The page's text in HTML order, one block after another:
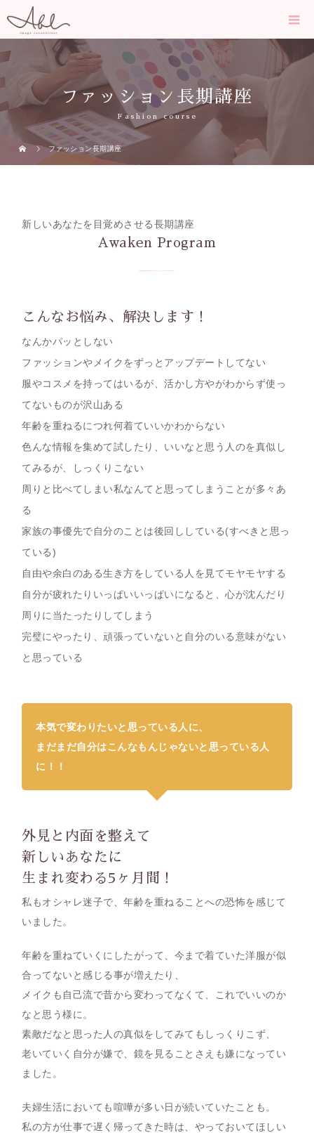
ファッション長期講座
Fashion course
ファッション長期講座
新しいあなたを目覚めさせる長期講座
Awaken Program
こんなお悩み、解決します！
なんかパッとしない
ファッションやメイクをずっとアップデートしてない
服やコスメを持ってはいるが、活かし方やがわからず使っ
てないものが沢山ある
年齢を重ねるにつれ何着ていいかわからない
色んな情報を集めて試したり、いいなと思う人のを真似し
てみるが、しっくりこない
周りと比べてしまい私なんてと思ってしまうことが多々あ
る
家族の事優先で自分のことは後回ししている(すべきと思っ
ている)
自由や余白のある生き方をしている人を見てモヤモヤする
自分が疲れたりいっぱいいっぱいになると、心が沈んだり
周りに当たったりしてしまう
完璧にやったり、頑張っていないと自分のいる意味がない
と思っている
本気で変わりたいと思っている人に、
まだまだ自分はこんなもんじゃないと思っている人
に！！
外見と内面を整えて
新しいあなたに
生まれ変わる5ヶ月間！
私もオシャレ迷子で、年齢を重ねることへの恐怖を感じて
いました。
年齢を重ねていくにしたがって、今まで着ていた洋服が似
合ってないと感じる事が増えたり、
メイクも自己流で昔から変わってなくて、これでいいのか
なと思う様に。
素敵だなと思った人の真似をしてみてもしっくりこず、
老いていく自分が嫌で、鏡を見ることさえも嫌になってい
ました。
夫婦生活においても喧嘩が多い日が続いていたことも。
私の方が仕事で遅く帰ってきた時は、やっておいてほしい